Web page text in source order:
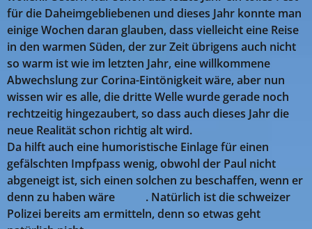
für die Daheimgebliebenen und dieses Jahr konnte man
einige Wochen daran glauben, dass vielleicht eine Reise
in den warmen Süden, der zur Zeit übrigens auch nicht
so warm ist wie im letzten Jahr, eine willkommene
Abwechslung zur Corina-Eintönigkeit wäre, aber nun
wissen wir es alle, die dritte Welle wurde gerade noch
rechtzeitig hingezaubert, so dass auch dieses Jahr die
neue Realität schon richtig alt wird.
Da hilft auch eine humoristische Einlage für einen
gefälschten Impfpass wenig, obwohl der Paul nicht
abgeneigt ist, sich einen solchen zu beschaffen, wenn er
denn zu haben wäre 😎😉. Natürlich ist die schweizer
Polizei bereits am ermitteln, denn so etwas geht